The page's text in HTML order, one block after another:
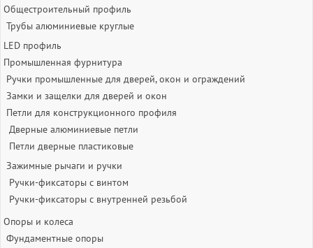
Общестроительный профиль
Трубы алюминиевые круглые
LED профиль
Промышленная фурнитура
Ручки промышленные для дверей, окон и ограждений
Замки и защелки для дверей и окон
Петли для конструкционного профиля
Дверные алюминиевые петли
Петли дверные пластиковые
Зажимные рычаги и ручки
Ручки-фиксаторы c винтом
Ручки-фиксаторы c внутренней резьбой
Опоры и колеса
Фундаментные опоры